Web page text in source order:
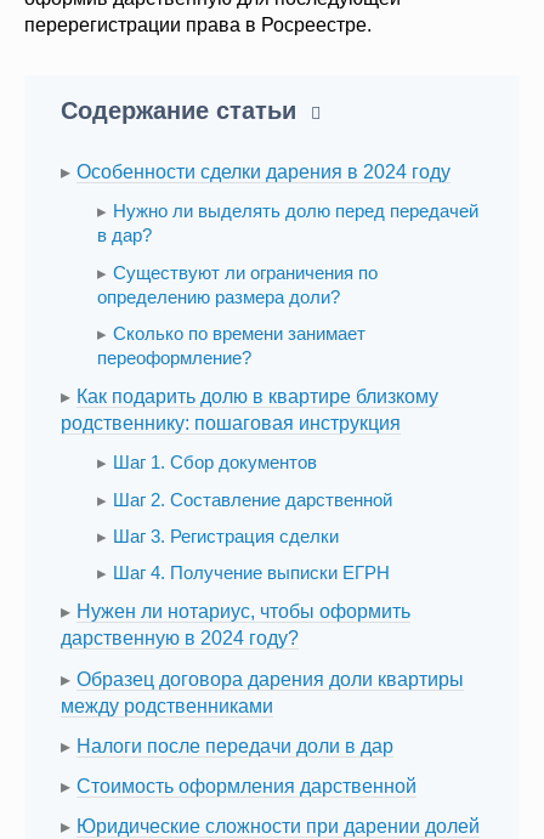
перерегистрации права в Росреестре.
Содержание статьи
Особенности сделки дарения в 2024 году
Нужно ли выделять долю перед передачей
в дар?
Существуют ли ограничения по
определению размера доли?
Сколько по времени занимает
переоформление?
Как подарить долю в квартире близкому
родственнику: пошаговая инструкция
Шаг 1. Сбор документов
Шаг 2. Составление дарственной
Шаг 3. Регистрация сделки
Шаг 4. Получение выписки ЕГРН
Нужен ли нотариус, чтобы оформить
дарственную в 2024 году?
Образец договора дарения доли квартиры
между родственниками
Налоги после передачи доли в дар
Стоимость оформления дарственной
Юридические сложности при дарении долей